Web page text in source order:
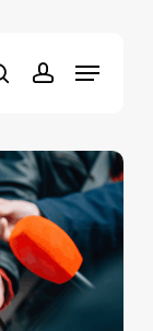
searchaccount
MenuClose